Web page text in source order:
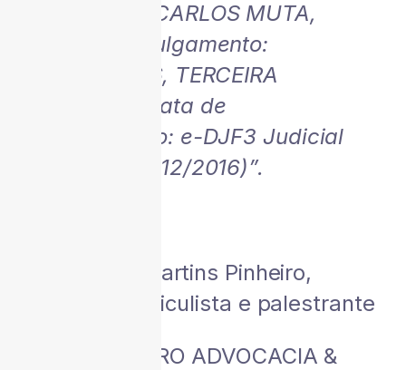
FEDERAL CARLOS MUTA,
Data de Julgamento:
01/12/2016, TERCEIRA
TURMA, Data de
Publicação: e-DJF3 Judicial
1 DATA:12/12/2016)”.
Por Adriano Martins Pinheiro,
advogado, articulista e palestrante
Fonte: PINHEIRO ADVOCACIA &